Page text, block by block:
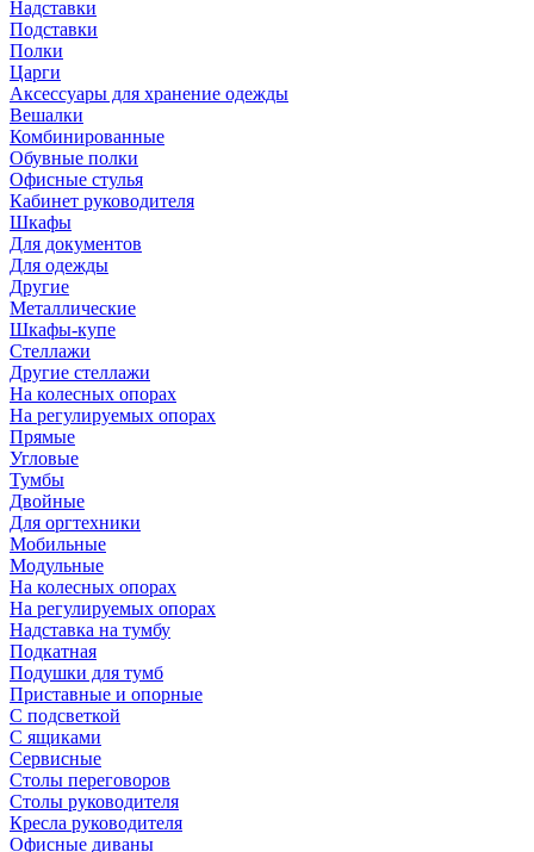
Надставки
Подставки
Полки
Царги
Аксессуары для хранение одежды
Вешалки
Комбинированные
Обувные полки
Офисные стулья
Кабинет руководителя
Шкафы
Для документов
Для одежды
Другие
Металлические
Шкафы-купе
Стеллажи
Другие стеллажи
На колесных опорах
На регулируемых опорах
Прямые
Угловые
Тумбы
Двойные
Для оргтехники
Мобильные
Модульные
На колесных опорах
На регулируемых опорах
Надставка на тумбу
Подкатная
Подушки для тумб
Приставные и опорные
С подсветкой
С ящиками
Сервисные
Столы переговоров
Столы руководителя
Кресла руководителя
Офисные диваны